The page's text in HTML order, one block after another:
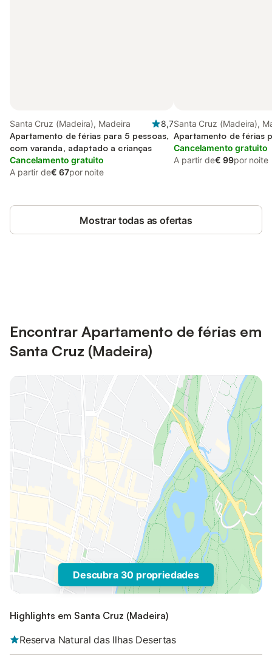
Santa Cruz (Madeira), Madeira
8,7
Apartamento de férias para 5 pessoas,
com varanda, adaptado a crianças
Cancelamento gratuito
A partir de€ 67por noite
Santa Cruz (Madeira),
Apartamento de férias
Cancelamento gratuito
A partir de€ 99por noite
Mostrar todas as ofertas
Encontrar Apartamento de férias em
Santa Cruz (Madeira)
Descubra 30 propriedades
Highlights em Santa Cruz (Madeira)
Reserva Natural das Ilhas Desertas